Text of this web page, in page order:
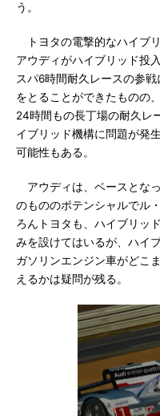
う。
トヨタの電撃的なハイブ
アウディがハイブリッド投
スパ6時間耐久レースの参
をとることができたものの
24時間もの長丁場の耐久レ
イブリッド機構に問題が発
可能性もある。
アウディは、ベースとな
のもののポテンシャルでル
ろんトヨタも、ハイブリッ
みを設けてはいるが、ハイ
ガソリンエンジン車がどこ
えるかは疑問が残る。